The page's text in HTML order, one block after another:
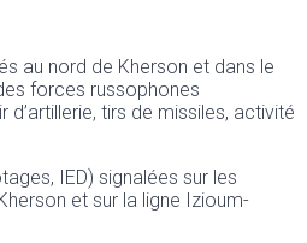
au nord de Kherson et dans le
forces russophones
tirs de missiles, activité
IED) signalées sur les
et sur la ligne Izioum-